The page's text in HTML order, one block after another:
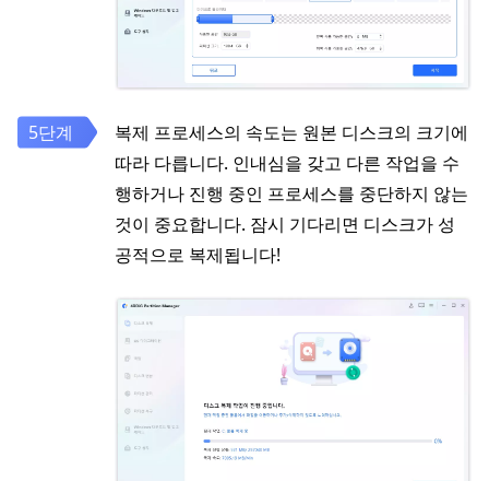
복제 프로세스의 속도는 원본 디스크의 크기에
따라 다릅니다. 인내심을 갖고 다른 작업을 수
행하거나 진행 중인 프로세스를 중단하지 않는
것이 중요합니다. 잠시 기다리면 디스크가 성
공적으로 복제됩니다!